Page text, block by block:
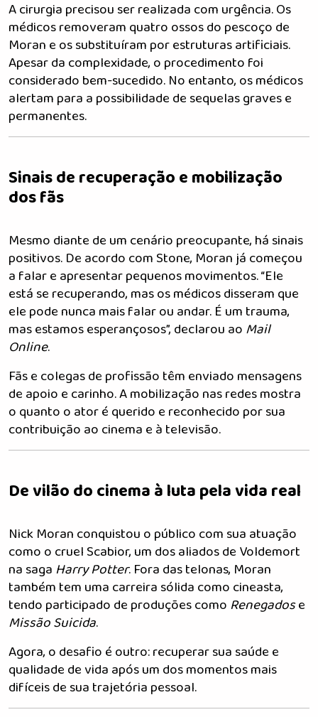
A cirurgia precisou ser realizada com urgência. Os
médicos removeram quatro ossos do pescoço de
Moran e os substituíram por estruturas artificiais.
Apesar da complexidade, o procedimento foi
considerado bem-sucedido. No entanto, os médicos
alertam para a possibilidade de sequelas graves e
permanentes.
Sinais de recuperação e mobilização
dos fãs
Mesmo diante de um cenário preocupante, há sinais
positivos. De acordo com Stone, Moran já começou
a falar e apresentar pequenos movimentos. “Ele
está se recuperando, mas os médicos disseram que
ele pode nunca mais falar ou andar. É um trauma,
mas estamos esperançosos”, declarou aoMail
Online.
Fãs e colegas de profissão têm enviado mensagens
de apoio e carinho. A mobilização nas redes mostra
o quanto o ator é querido e reconhecido por sua
contribuição ao cinema e à televisão.
De vilão do cinema à luta pela vida real
Nick Moran conquistou o público com sua atuação
como o cruel Scabior, um dos aliados de Voldemort
na sagaHarry Potter. Fora das telonas, Moran
também tem uma carreira sólida como cineasta,
tendo participado de produções comoRenegadose
Missão Suicida.
Agora, o desafio é outro: recuperar sua saúde e
qualidade de vida após um dos momentos mais
difíceis de sua trajetória pessoal.